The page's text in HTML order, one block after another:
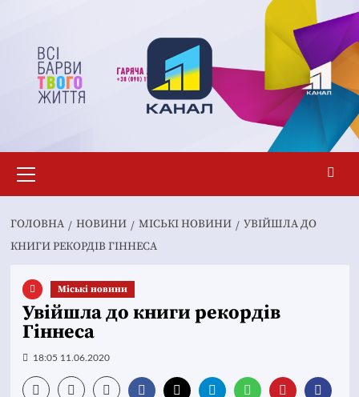
вмісту
меню
ГОЛОВНА НОВИНИ MІСЬКІ НОВИНИ
УВІЙШЛА ДО
КНИГИ РЕКОРДІВ ГІННЕСА
Mіські новини
Увійшла до книги рекордів
Гіннеса
18:05 11.06.2020